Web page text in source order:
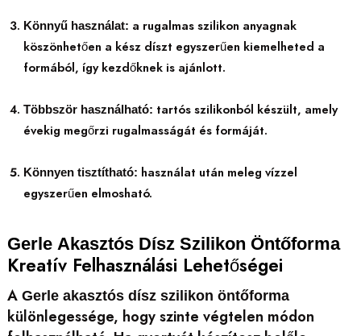
Könnyű használat: a rugalmas szilikon anyagnak
köszönhetően a kész díszt egyszerűen kiemelheted a
formából, így kezdőknek is ajánlott.
Többször használható: tartós szilikonból készült, amely
évekig megőrzi rugalmasságát és formáját.
Könnyen tisztítható: használat után meleg vízzel
egyszerűen elmosható.
Gerle Akasztós Dísz Szilikon Öntőforma
Kreatív Felhasználási Lehetőségei
A Gerle akasztós dísz szilikon öntőforma
különlegessége, hogy szinte végtelen módon